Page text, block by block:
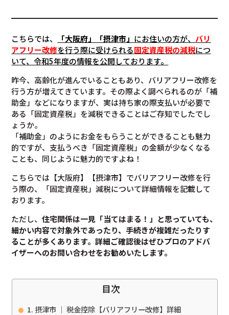
こちらでは、 「大阪府」「摂津市」 にお住いの方が、 バリ
アフリー改修を行う際に受けられる固定資産税の減税につ
いて、令和5年度の情報を公開しております。
昨今、高齢化が進んでいることもあり、バリアフリー改修を
行う方が増えてきています。その際よく調べられるのが「補
助金」などになりますが、実は持ち家の際支払いが必要で
ある「固定資産税」を減税できることはご存知でしたでし
ょうか。
「補助金」のようにお金をもらうことができることも魅力
的ですが、支払うべき「固定資産税」の金額が少なくなる
ことも、同じように魅力的ですよね！
こちらでは【大阪府】【摂津市】でバリアフリー改修を行
う際の、「固定資産税」減税について詳細情報を記載して
おります。
ただし、住宅関係は一見「当てはまる！」と思っていても、
細かい内容で対象外であったり、手続きが複雑だったりす
ることが多くあります。詳細ご確認後はぜひプロのアドバ
イザーへのお問い合わせをお勧めいたします。
目次
摂津市 ｜ 税金控除【バリアフリー改修】詳細